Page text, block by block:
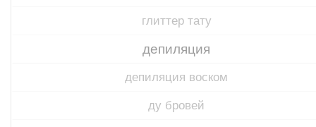
глиттер тату
депиляция
депиляция воском
ду бровей